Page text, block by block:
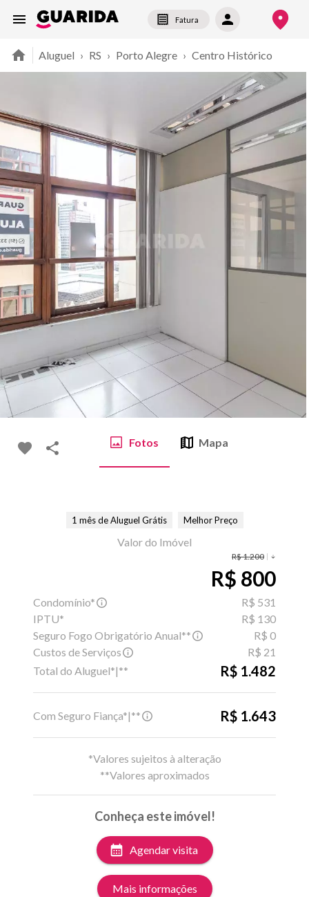
Fatura
Aluguel › RS › Porto Alegre › Centro Histórico
Fotos Mapa
1 mês de Aluguel Grátis Melhor Preço
Valor do Imóvel
R$ 1.200
R$ 800
Condomínio*
R$ 531
IPTU*
R$ 130
Seguro Fogo Obrigatório Anual**
R$ 0
Custos de Serviços
R$ 21
Total do Aluguel*|**
R$ 1.482
Com Seguro Fiança*|** R$ 1.643
*Valores sujeitos à alteração
**Valores aproximados
Conheça este imóvel!
Agendar visita
Mais informações